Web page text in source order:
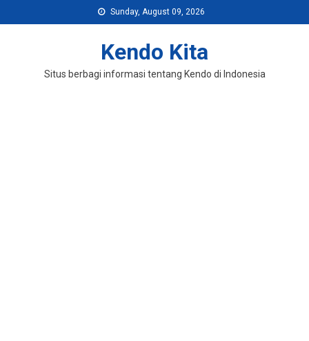
to
Sunday, August 09, 2026
Kendo Kita
Situs berbagi informasi tentang Kendo di Indonesia